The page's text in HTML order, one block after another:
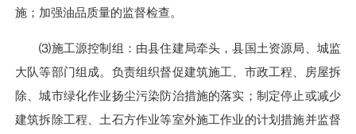
施；加强油品质量的监督检查。
⑶施工源控制组：由县住建局牵头，县国土资源局、城监
大队等部门组成。负责组织督促建筑施工、市政工程、房屋拆
除、城市绿化作业扬尘污染防治措施的落实；制定停止或减少
建筑拆除工程、土石方作业等室外施工作业的计划措施并监督